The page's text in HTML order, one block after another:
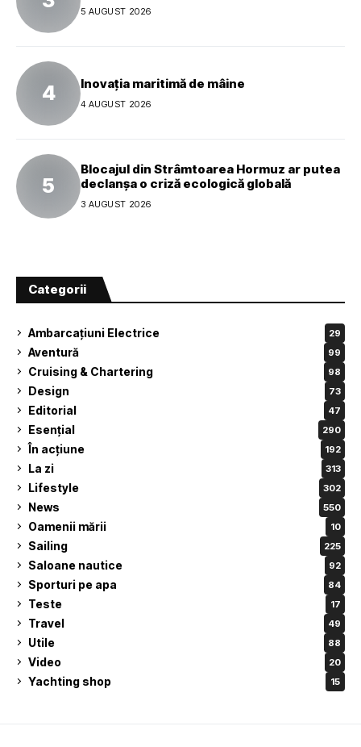
5 AUGUST 2026
Inovația maritimă de mâine
4 AUGUST 2026
Blocajul din Strâmtoarea Hormuz ar putea
declanșa o criză ecologică globală
3 AUGUST 2026
Categorii
Ambarcațiuni Electrice 29
Aventură 99
Cruising & Chartering 98
Design 73
Editorial 47
Esențial 290
În acțiune 192
La zi 313
Lifestyle 302
News 550
Oamenii mării 10
Sailing 225
Saloane nautice 92
Sporturi pe apa 84
Teste 17
Travel 49
Utile 88
Video 20
Yachting shop 15